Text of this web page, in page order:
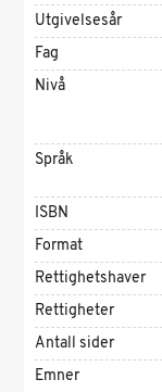
Utgivelsesår
Fag
Nivå
Språk
ISBN
Format
Rettighetshaver
Rettigheter
Antall sider
Emner